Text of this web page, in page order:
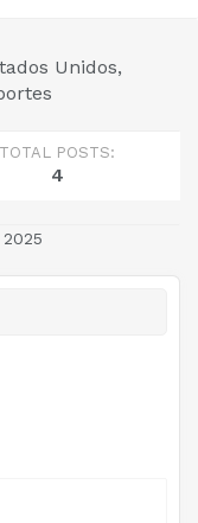
Unidos,
TOTAL POSTS:
4